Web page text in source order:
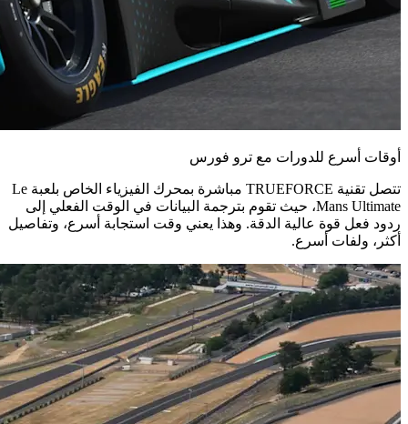
أوقات أسرع للدورات مع ترو فورس
تتصل تقنية TRUEFORCE مباشرة بمحرك الفيزياء الخاص بلعبة Le
Mans Ultimate، حيث تقوم بترجمة البيانات في الوقت الفعلي إلى
ردود فعل قوة عالية الدقة. وهذا يعني وقت استجابة أسرع، وتفاصيل
أكثر، ولفات أسرع.